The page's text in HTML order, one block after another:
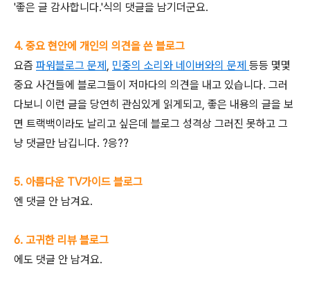
'좋은 글 감사합니다.'식의 댓글을 남기더군요.
4. 중요 현안에 개인의 의견을 쓴 블로그
요즘 파워블로그 문제 , 민중의 소리와 네이버와의 문제 등등 몇몇
중요 사건들에 블로그들이 저마다의 의견을 내고 있습니다. 그러
다보니 이런 글을 당연히 관심있게 읽게되고, 좋은 내용의 글을 보
면 트랙백이라도 날리고 싶은데 블로그 성격상 그러진 못하고 그
냥 댓글만 남깁니다. ?응??
5. 아름다운 TV가이드 블로그
엔 댓글 안 남겨요.
6. 고귀한 리뷰 블로그
에도 댓글 안 남겨요.